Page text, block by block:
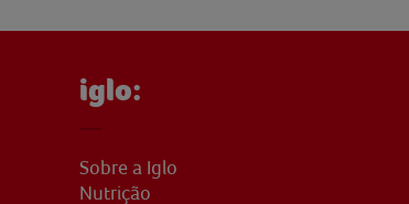
iglo:
Sobre a Iglo
Nutrição